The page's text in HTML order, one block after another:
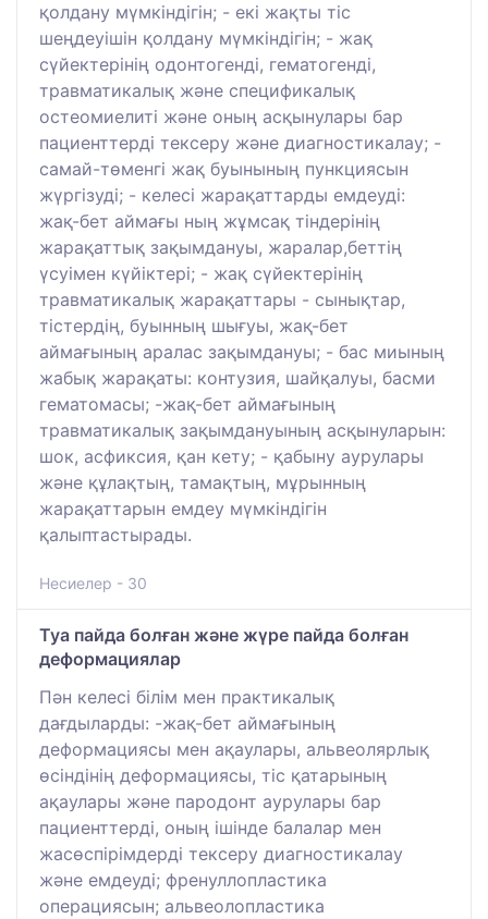
қолдану мүмкіндігін; - екі жақты тіс
шеңдеуішін қолдану мүмкіндігін; - жақ
сүйектерінің одонтогенді, гематогенді,
травматикалық және спецификалық
остеомиелиті және оның асқынулары бар
пациенттерді тексеру және диагностикалау; -
самай-төменгі жақ буынының пункциясын
жүргізуді; - келесі жарақаттарды емдеуді:
жақ-бет аймағы ның жұмсақ тіндерінің
жарақаттық зақымдануы, жаралар,беттің
үсуімен күйіктері; - жақ сүйектерінің
травматикалық жарақаттары - сынықтар,
тістердің, буынның шығуы, жақ-бет
аймағының аралас зақымдануы; - бас миының
жабық жарақаты: контузия, шайқалуы, басми
гематомасы; -жақ-бет аймағының
травматикалық зақымдануының асқынуларын:
шок, асфиксия, қан кету; - қабыну аурулары
және құлақтың, тамақтың, мұрынның
жарақаттарын емдеу мүмкіндігін
қалыптастырады.
Несиелер - 30
Туа пайда болған және жүре пайда болған
деформациялар
Пән келесі білім мен практикалық
дағдыларды: -жақ-бет аймағының
деформациясы мен ақаулары, альвеолярлық
өсіндінің деформациясы, тіс қатарының
ақаулары және пародонт аурулары бар
пациенттерді, оның ішінде балалар мен
жасөспірімдерді тексеру диагностикалау
және емдеуді; френуллопластика
операциясын; альвеолопластика